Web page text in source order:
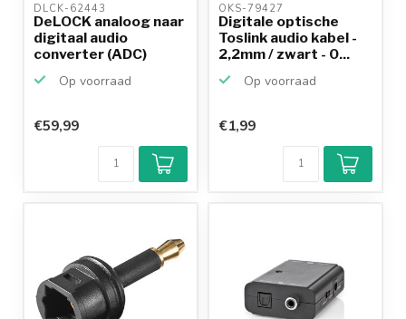
DLCK-62443
DeLOCK analoog naar
digitaal audio
converter (ADC)
Op voorraad
€59,99
OKS-79427
Digitale optische
Toslink audio kabel -
2,2mm / zwart - 0...
Op voorraad
€1,99